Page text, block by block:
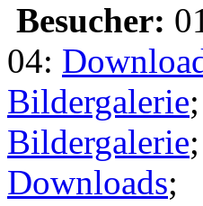
Besucher:
04:
Bildergalerie
Bildergalerie
Downloads;